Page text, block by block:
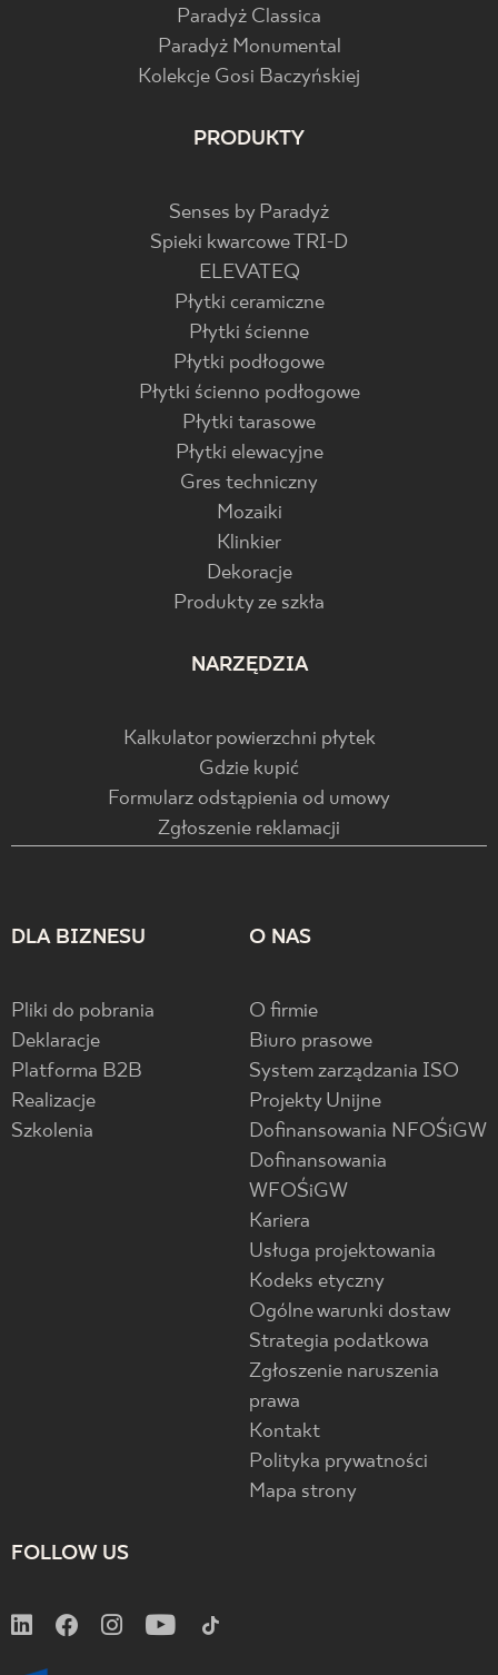
Paradyż Classica
Paradyż Monumental
Kolekcje Gosi Baczyńskiej
PRODUKTY
Senses by Paradyż
Spieki kwarcowe TRI-D
ELEVATEQ
Płytki ceramiczne
Płytki ścienne
Płytki podłogowe
Płytki ścienno podłogowe
Płytki tarasowe
Płytki elewacyjne
Gres techniczny
Mozaiki
Klinkier
Dekoracje
Produkty ze szkła
NARZĘDZIA
Kalkulator powierzchni płytek
Gdzie kupić
Formularz odstąpienia od umowy
Zgłoszenie reklamacji
DLA BIZNESU
Pliki do pobrania
Deklaracje
Platforma B2B
Realizacje
Szkolenia
O NAS
O firmie
Biuro prasowe
System zarządzania ISO
Projekty Unijne
Dofinansowania NFOŚiGW
Dofinansowania
WFOŚiGW
Kariera
Usługa projektowania
Kodeks etyczny
Ogólne warunki dostaw
Strategia podatkowa
Zgłoszenie naruszenia
prawa
Kontakt
Polityka prywatności
Mapa strony
FOLLOW US